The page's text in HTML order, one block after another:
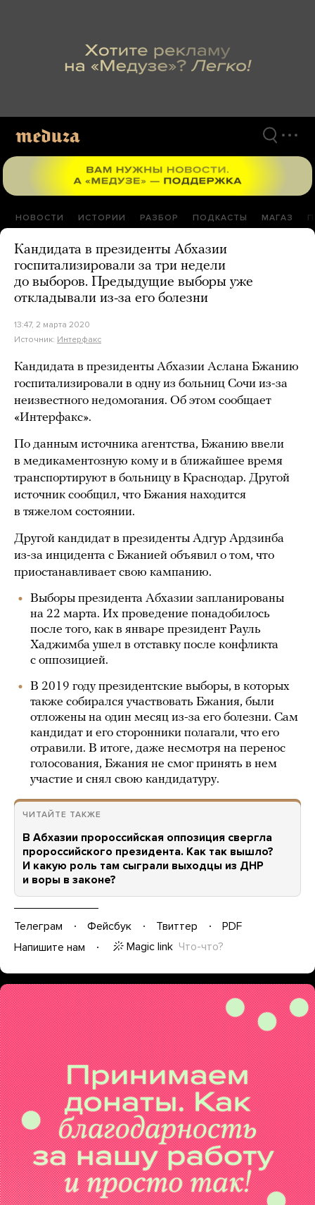
НОВОСТИ ИСТОРИИ РАЗБОР ПОДКАСТЫ МАГАЗ
Кандидата в президенты Абхазии
госпитализировали за три недели
до выборов. Предыдущие выборы уже
откладывали из-за его болезни
13:47, 2 марта 2020
Источник: Интерфакс
Кандидата в президенты Абхазии Аслана Бжанию
госпитализировали в одну из больниц Сочи из-за
неизвестного недомогания. Об этом сообщает
«Интерфакс».
По данным источника агентства, Бжанию ввели
в медикаментозную кому и в ближайшее время
транспортируют в больницу в Краснодар. Другой
источник сообщил, что Бжания находится
в тяжелом состоянии.
Другой кандидат в президенты Адгур Ардзинба
из-за инцидента с Бжанией объявил о том, что
приостанавливает свою кампанию.
Выборы президента Абхазии запланированы
на 22 марта. Их проведение понадобилось
после того, как в январе президент Рауль
Хаджимба ушел в отставку после конфликта
с оппозицией.
В 2019 году президентские выборы, в которых
также собирался участвовать Бжания, были
отложены на один месяц из-за его болезни. Сам
кандидат и его сторонники полагали, что его
отравили. В итоге, даже несмотря на перенос
голосования, Бжания не смог принять в нем
участие и снял свою кандидатуру.
ЧИТАЙТЕ ТАКЖЕ
В Абхазии пророссийская оппозиция свергла
пророссийского президента. Как так вышло?
И какую роль там сыграли выходцы из ДНР
и воры в законе?
Телеграм Фейсбук Твиттер
PDF
Напишите нам
Magic link Что-что?